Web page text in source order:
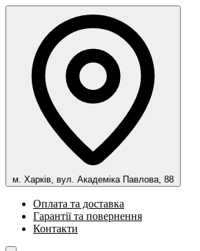
м. Харків, вул. Академіка Павлова, 88
Оплата та доставка
Гарантії та повернення
Контакти